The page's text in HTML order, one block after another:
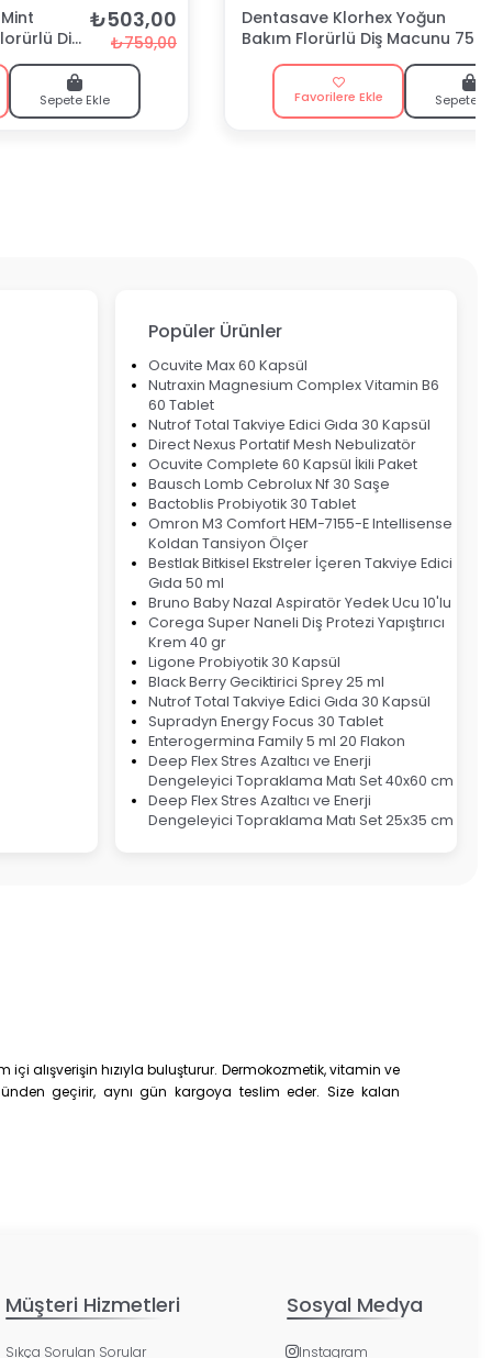
Diş
₺503,00
₺759,00
Sepete Ekle
Dentasave Klorhex Yoğun
Bakım Florürlü Diş Macunu 75
Favorilere Ekle Sepete
Popüler Ürünler
Ocuvite Max 60 Kapsül
Nutraxin Magnesium Complex Vitamin B6
60 Tablet
Nutrof Total Takviye Edici Gıda 30 Kapsül
Direct Nexus Portatif Mesh Nebulizatör
Ocuvite Complete 60 Kapsül İkili Paket
Bausch Lomb Cebrolux Nf 30 Saşe
Bactoblis Probiyotik 30 Tablet
Omron M3 Comfort HEM-7155-E Intellisense
Koldan Tansiyon Ölçer
Bestlak Bitkisel Ekstreler İçeren Takviye Edici
Gıda 50 ml
Bruno Baby Nazal Aspiratör Yedek Ucu 10'lu
Corega Super Naneli Diş Protezi Yapıştırıcı
Krem 40 gr
Ligone Probiyotik 30 Kapsül
Black Berry Geciktirici Sprey 25 ml
Nutrof Total Takviye Edici Gıda 30 Kapsül
Supradyn Energy Focus 30 Tablet
Enterogermina Family 5 ml 20 Flakon
Deep Flex Stres Azaltıcı ve Enerji
Dengeleyici Topraklama Matı Set 40x60 cm
Deep Flex Stres Azaltıcı ve Enerji
Dengeleyici Topraklama Matı Set 25x35 cm
alışverişin hızıyla buluşturur. Dermokozmetik, vitamin ve
geçirir, aynı gün kargoya teslim eder. Size kalan
Müşteri Hizmetleri
Sıkça Sorulan Sorular
Sosyal Medya
Instagram